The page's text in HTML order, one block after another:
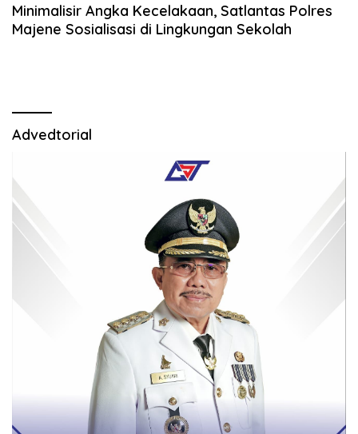
Minimalisir Angka Kecelakaan, Satlantas Polres
Majene Sosialisasi di Lingkungan Sekolah
Advedtorial